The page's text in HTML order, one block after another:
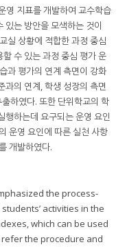
영 지표를 개발하여 교수학습
있는 방안을 모색하는 것이
실 상황에 적합한 과정 중심
수 있는 과정 중심 평가 운
과 평가의 연계 측면이 강화
과의 연계, 학생 성장의 측면
하였다. 또한 단위학교의 학
행하는데 요구되는 운영 요인
운영 요인에 따른 실천 사항
개발하였다.
the process-
activities in the
which can be used
the procedure and